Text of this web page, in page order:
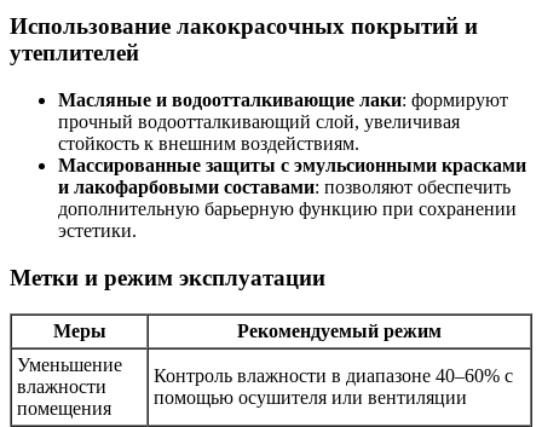
Использование лакокрасочных покрытий и
утеплителей
Масляные и водоотталкивающие лаки: формируют
прочный водоотталкивающий слой, увеличивая
стойкость к внешним воздействиям.
Массированные защиты с эмульсионными красками
и лакофарбовыми составами: позволяют обеспечить
дополнительную барьерную функцию при сохранении
эстетики.
Метки и режим эксплуатации
Меры
Рекомендуемый режим
Уменьшение
влажности
помещения
Контроль влажности в диапазоне 40–60% с
помощью осушителя или вентиляции